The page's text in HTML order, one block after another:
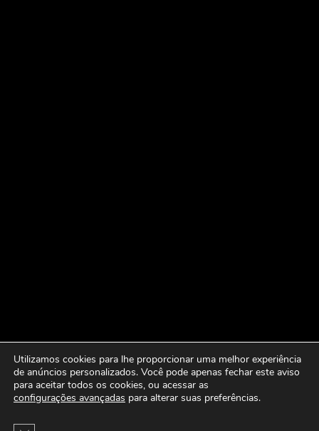
Utilizamos cookies para lhe proporcionar uma melhor experiência
de anúncios personalizados. Você pode apenas fechar este aviso
para aceitar todos os cookies, ou acessar as
configurações avançadas para alterar suas preferências.